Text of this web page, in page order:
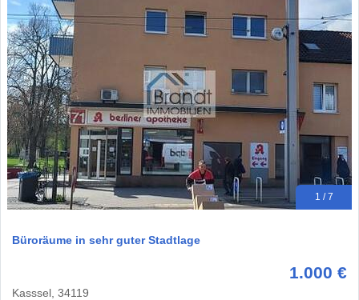
1 / 7
Büroräume in sehr guter Stadtlage
1.000 €
Kasssel, 34119